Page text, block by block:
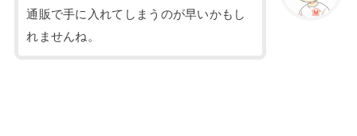
通販で手に入れてしまうのが早いかもし
れませんね。